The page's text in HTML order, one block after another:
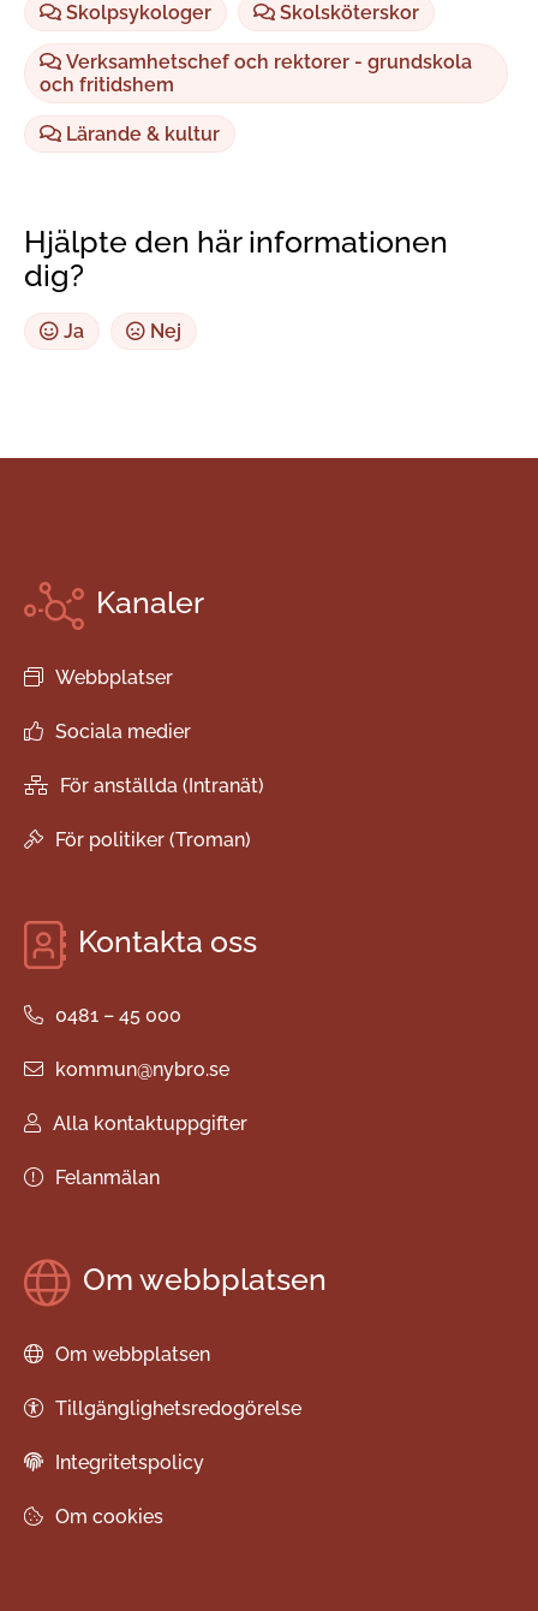
Skolpsykologer Skolsköterskor
Verksamhetschef och rektorer - grundskola
och fritidshem
Lärande & kultur
Hjälpte den här informationen
dig?
Ja Nej
Kanaler
Webbplatser
Sociala medier
För anställda (Intranät)
För politiker (Troman)
Kontakta oss
0481 – 45 000
kommun@nybro.se
Alla kontaktuppgifter
Felanmälan
Om webbplatsen
Om webbplatsen
Tillgänglighetsredogörelse
Integritetspolicy
Om cookies